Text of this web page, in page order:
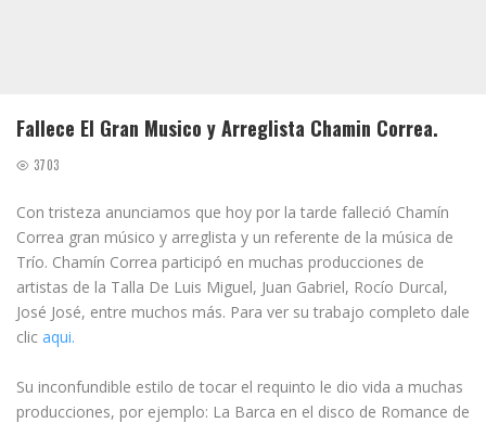
Fallece El Gran Musico y Arreglista Chamin Correa.
3703
Con tristeza anunciamos que hoy por la tarde falleció Chamín
Correa gran músico y arreglista y un referente de la música de
Trío. Chamín Correa participó en muchas producciones de
artistas de la Talla De Luis Miguel, Juan Gabriel, Rocío Durcal,
José José, entre muchos más. Para ver su trabajo completo dale
clic aqui.
Su inconfundible estilo de tocar el requinto le dio vida a muchas
producciones, por ejemplo: La Barca en el disco de Romance de